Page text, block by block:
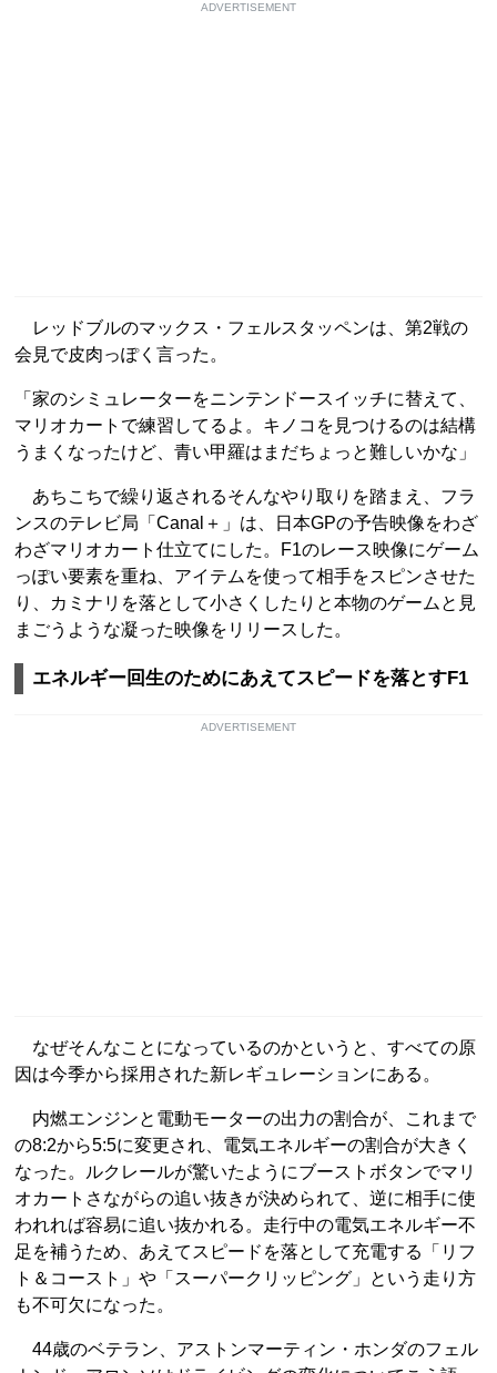
ADVERTISEMENT
レッドブルのマックス・フェルスタッペンは、第2戦の
会見で皮肉っぽく言った。
「家のシミュレーターをニンテンドースイッチに替えて、
マリオカートで練習してるよ。キノコを見つけるのは結構
うまくなったけど、青い甲羅はまだちょっと難しいかな」
あちこちで繰り返されるそんなやり取りを踏まえ、フラ
ンスのテレビ局「Canal＋」は、日本GPの予告映像をわざ
わざマリオカート仕立てにした。F1のレース映像にゲーム
っぽい要素を重ね、アイテムを使って相手をスピンさせた
り、カミナリを落として小さくしたりと本物のゲームと見
まごうような凝った映像をリリースした。
エネルギー回生のためにあえてスピードを落とすF1
ADVERTISEMENT
なぜそんなことになっているのかというと、すべての原
因は今季から採用された新レギュレーションにある。
内燃エンジンと電動モーターの出力の割合が、これまで
の8:2から5:5に変更され、電気エネルギーの割合が大きく
なった。ルクレールが驚いたようにブーストボタンでマリ
オカートさながらの追い抜きが決められて、逆に相手に使
われれば容易に追い抜かれる。走行中の電気エネルギー不
足を補うため、あえてスピードを落として充電する「リフ
ト＆コースト」や「スーパークリッピング」という走り方
も不可欠になった。
44歳のベテラン、アストンマーティン・ホンダのフェル